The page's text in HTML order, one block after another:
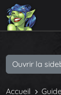
Accueil
Ouvrir la